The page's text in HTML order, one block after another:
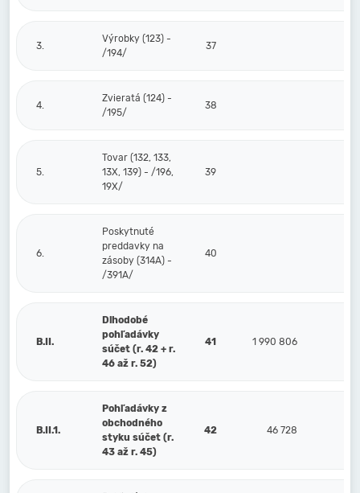
3.
Výrobky (123) -
/194/
37
4.
Zvieratá (124) -
/195/
38
5.
Tovar (132, 133,
13X, 139) - /196,
19X/
39
6.
Poskytnuté
preddavky na
zásoby (314A) -
/391A/
40
B.II.
Dlhodobé
pohľadávky
súčet (r. 42 + r.
46 až r. 52)
41 1 990 806
B.II.1.
Pohľadávky z
obchodného
styku súčet (r.
43 až r. 45)
42 46 728